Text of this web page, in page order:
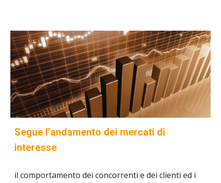
Segue l’andamento dei mercati di
interesse
il comportamento dei concorrenti e dei clienti ed i